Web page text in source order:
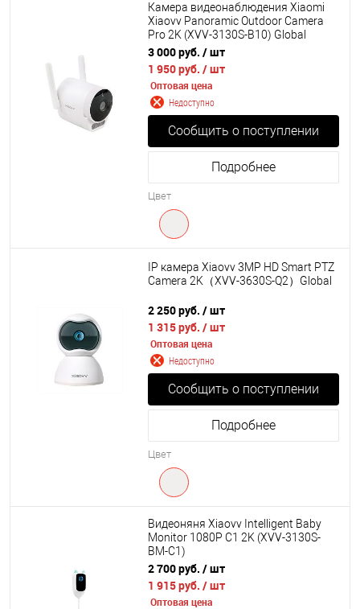
Камера видеонаблюдения Xiaomi
Xiaovv Panoramic Outdoor Camera
Pro 2K (XVV-3130S-B10) Global
3 000 руб. / шт
1 950 руб. / шт
Оптовая цена
Недоступно
Сообщить о поступлении
Подробнее
Цвет
IP камера Xiaovv 3MP HD Smart PTZ
Camera 2K（XVV-3630S-Q2）Global
2 250 руб. / шт
1 315 руб. / шт
Оптовая цена
Недоступно
Сообщить о поступлении
Подробнее
Цвет
Видеоняня Xiaovv Intelligent Baby
Monitor 1080P C1 2K (XVV-3130S-
BM-C1)
2 700 руб. / шт
1 915 руб. / шт
Оптовая цена